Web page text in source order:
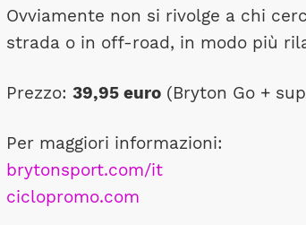
Ovviamente non si rivolge a chi
strada o in off-road, in modo più
Prezzo: 39,95 euro(Bryton Go +
Per maggiori informazioni:
brytonsport.com/it
ciclopromo.com